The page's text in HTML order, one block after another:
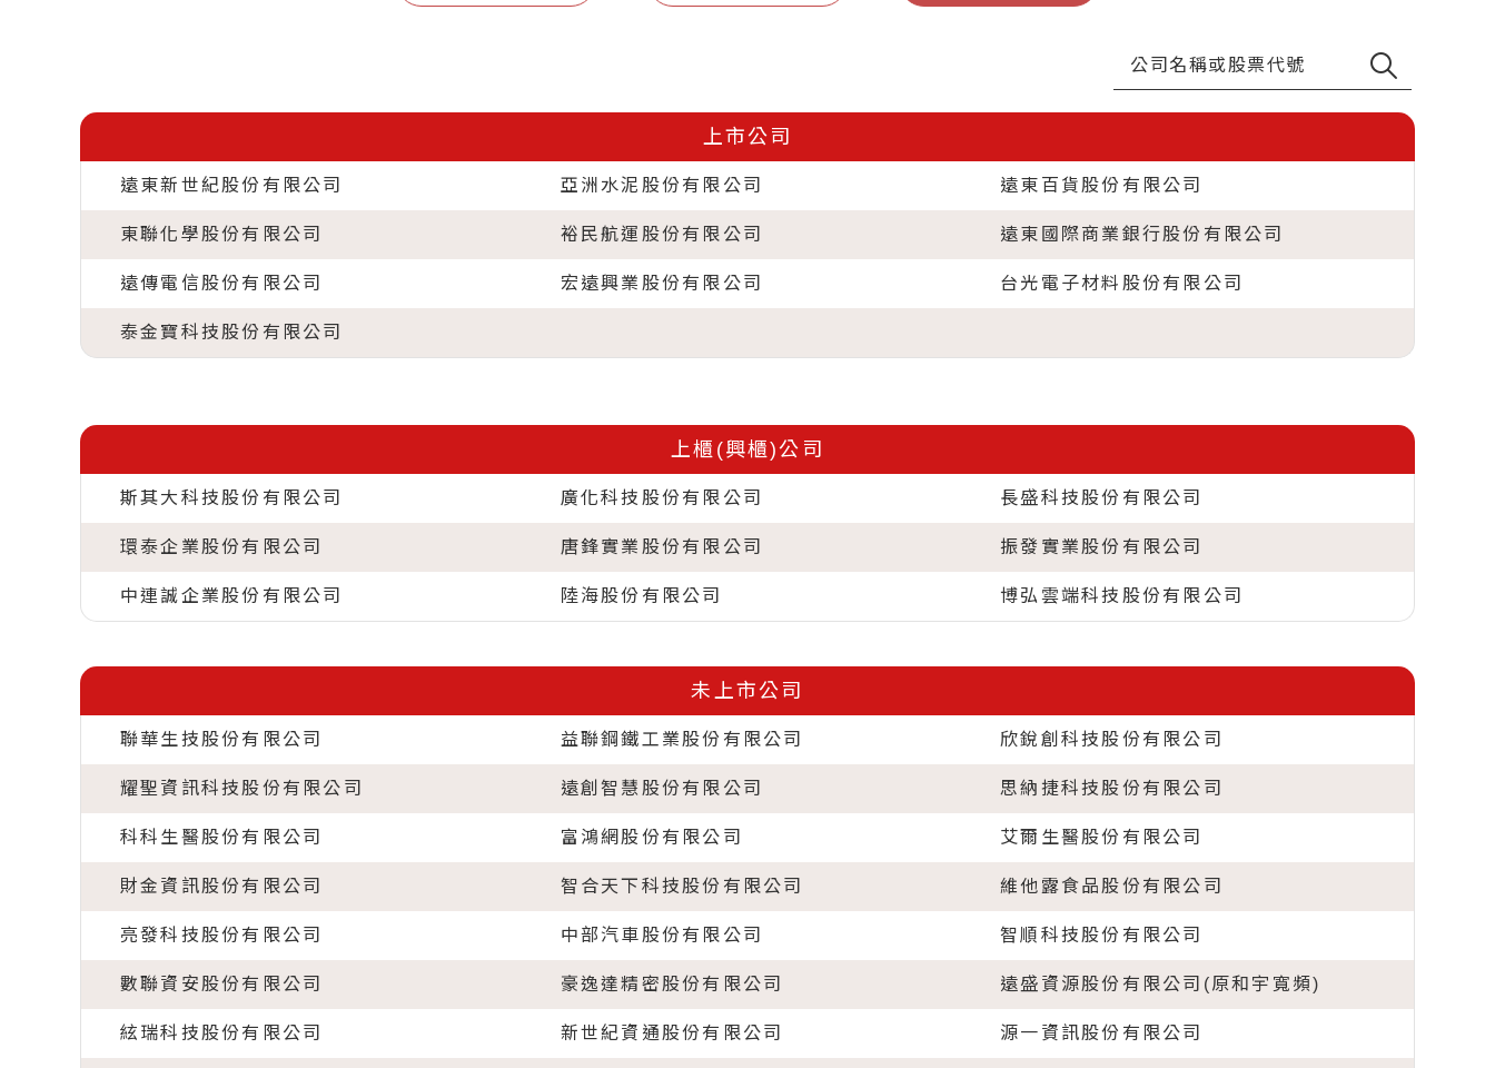
上市公司
遠東新世紀股份有限公司 亞洲水泥股份有限公司 遠東百貨股份有限公司
東聯化學股份有限公司 裕民航運股份有限公司 遠東國際商業銀行股份有限公司
遠傳電信股份有限公司 宏遠興業股份有限公司 台光電子材料股份有限公司
泰金寶科技股份有限公司
上櫃(興櫃)公司
斯其大科技股份有限公司 廣化科技股份有限公司 長盛科技股份有限公司
環泰企業股份有限公司 唐鋒實業股份有限公司 振發實業股份有限公司
中連誠企業股份有限公司 陸海股份有限公司 博弘雲端科技股份有限公司
未上市公司
聯華生技股份有限公司 益聯鋼鐵工業股份有限公司 欣銳創科技股份有限公司
耀聖資訊科技股份有限公司 遠創智慧股份有限公司 思納捷科技股份有限公司
科科生醫股份有限公司 富鴻網股份有限公司 艾爾生醫股份有限公司
財金資訊股份有限公司 智合天下科技股份有限公司 維他露食品股份有限公司
亮發科技股份有限公司 中部汽車股份有限公司 智順科技股份有限公司
數聯資安股份有限公司 豪逸達精密股份有限公司 遠盛資源股份有限公司(原和宇寬頻)
絃瑞科技股份有限公司 新世紀資通股份有限公司 源一資訊股份有限公司